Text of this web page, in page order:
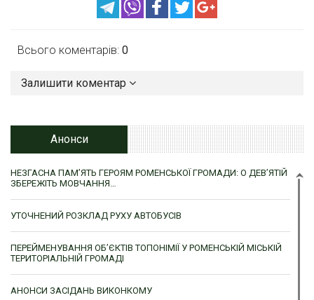
Всього коментарів: 0
Залишити коментар
Анонси
НЕЗГАСНА ПАМ’ЯТЬ ГЕРОЯМ РОМЕНСЬКОЇ ГРОМАДИ: О ДЕВ’ЯТІЙ
ЗБЕРЕЖІТЬ МОВЧАННЯ…
УТОЧНЕНИЙ РОЗКЛАД РУХУ АВТОБУСІВ
ПЕРЕЙМЕНУВАННЯ ОБ’ЄКТІВ ТОПОНІМІЇ У РОМЕНСЬКІЙ МІСЬКІЙ
ТЕРИТОРІАЛЬНІЙ ГРОМАДІ
АНОНСИ ЗАСІДАНЬ ВИКОНКОМУ